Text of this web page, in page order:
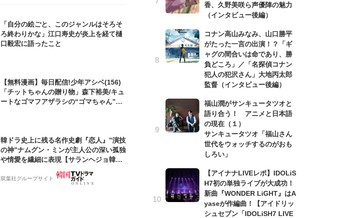
「自分の絵ごと、このジャンルはそろそ
ろ終わりかな」江口寿史が炎上を経て樋
口毅宏に語ったこと
【無料漫画】毎日配信!少年アシベ(156)
「チットちゃんの贈り物」森下裕美/キュ
ートなゴマフアザラシの“ゴマちゃん”を
韓ドラ史上に残る名作史劇『恋人』”演技
の神”ナムグン・ミンが主人公の深い孤独
や情愛を繊細に表現【サランヘジョ韓ド
双葉社グループサイト
香、久野美咲ら声優陣の魅力
（インタビュー後編）
コナン高山みなみ、山口勝平
がたった一言の出演！？「ギ
ャグの間合いは命であり、勝
負どころ」／「名探偵コナン
犯人の犯沢さん」大地丙太郎
監督（インタビュー後編）
福山潤がサンキュータツオと
語り合う！ アニメと日本語
の現在（１）
サンキュータツオ「福山さん
世代をウォッチするのがおも
しろい」
【アイナナLIVEレポ】IDOLiS
H7初の単独ライブが大成功！
新曲『WONDER LiGHT』はA
yaseが作編曲！【アイドリッ
シュセブン「IDOLiSH7 LIVE